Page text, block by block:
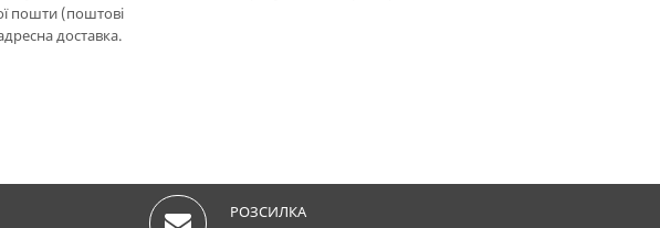
пошти (поштові
доставка.
РОЗСИЛКА